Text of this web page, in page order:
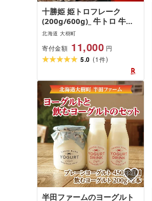
十勝姫 姫トロフレーク
(200g/600g)_ 牛トロ 牛ト
ロフレーク 牛とろ 牛とろフ
牛肉 ふりかけ 北海道 大樹
町 人気 ふるさと ギフト プ
レゼント [配送不可地域:離
島][G1397559]
北海道 大樹町
寄付金額 11,000 円
5.0 (1件)
半田ファームのヨーグルト